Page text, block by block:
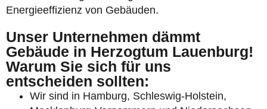
Energieeffizienz von Gebäuden.
Unser Unternehmen dämmt
Gebäude in Herzogtum Lauenburg!
Warum Sie sich für uns
entscheiden sollten:
Wir sind in Hamburg, Schleswig-Holstein,